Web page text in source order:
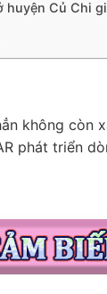
huyện Củ Chi
không còn
phát triển